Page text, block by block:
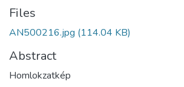
Files
AN500216.jpg (114.04 KB)
Abstract
Homlokzatkép